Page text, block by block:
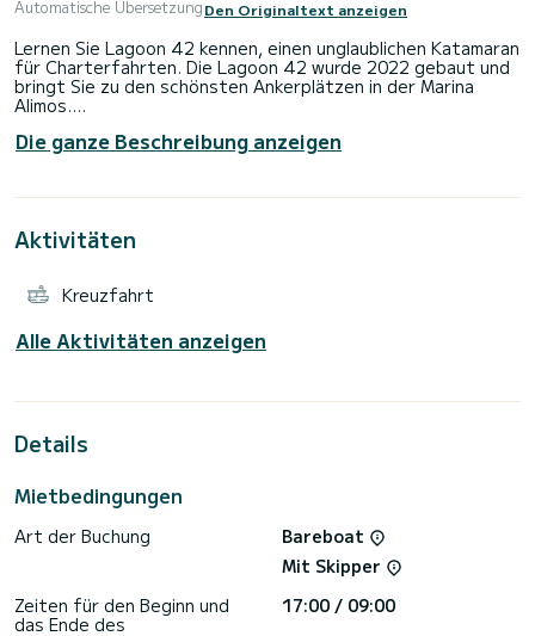
Automatische ÜbersetzungDen Originaltext anzeigen
Lernen Sie Lagoon 42 kennen, einen unglaublichen Katamaran
für Charterfahrten. Die Lagoon 42 wurde 2022 gebaut und
bringt Sie zu den schönsten Ankerplätzen in der Marina
Alimos.
bietet Platz für 10 Personen. Mit einer Gesamtlänge von 13
Metern ist es Ihr bester Verbündeter, um einen
der Marina Alimos zu verbringen.
Für Informationsanfragen oder Reservierungen klicken Sie
Die ganze Beschreibung anzeigen
Aktivitäten
Kreuzfahrt
Alle Aktivitäten anzeigen
Details
Mietbedingungen
Art der Buchung
Bareboat
Mit Skipper
Zeiten für den Beginn und
das Ende des
17:00 / 09:00